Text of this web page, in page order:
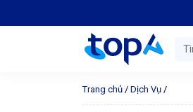
Trang chủ / Dịch Vụ /